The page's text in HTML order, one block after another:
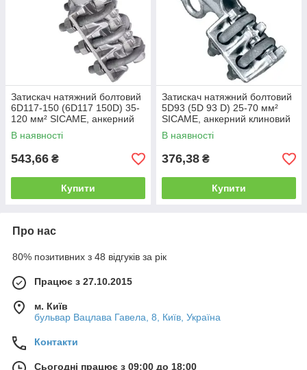
Затискач натяжний болтовий
6D117-150 (6D117 150D) 35-
120 мм² SICAME, анкерний
затискач ЛЕП
В наявності
543,66 ₴
Купити
Затискач натяжний болтовий
5D93 (5D 93 D) 25-70 мм²
SICAME, анкерний клиновий
затискач ЛЕП
В наявності
376,38 ₴
Купити
Про нас
80% позитивних з 48 відгуків за рік
Працює з 27.10.2015
м. Київ
бульвар Вацлава Гавела, 8, Київ, Україна
Контакти
Сьогодні працює з 09:00 до 18:00